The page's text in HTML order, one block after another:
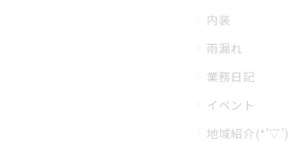
内装
雨漏れ
業務日記
イベント
地域紹介(*’▽’)